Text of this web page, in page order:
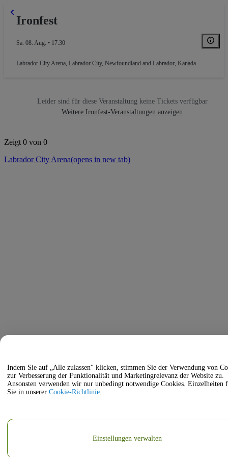
Ironfest
Sa. 08. Aug. • 17:30
Labrador City Arena, Labrador City, Newfoundland and Labrador, Kanada
Leider sind für diese Veranstaltung keine Tickets verfügbar
Weitere Ironfest-Veranstaltungen anzeigen
Zeigt 0 von 0
Labrador City Arena(opens in new tab)
Indem Sie auf „Alle zulassen“ klicken, stimmen Sie der Verwendung von
zur Verbesserung der Funktionalität und Marketingrelevanz der Website zu.
Ansonsten verwenden wir nur unbedingt notwendige Cookies. Einzelheiten
Sie in unserer Cookie-Richtlinie.
Einstellungen verwalten